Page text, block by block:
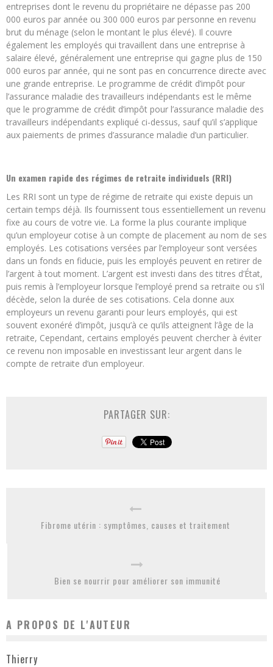
entreprises dont le revenu du propriétaire ne dépasse pas 200
000 euros par année ou 300 000 euros par personne en revenu
brut du ménage (selon le montant le plus élevé). Il couvre
également les employés qui travaillent dans une entreprise à
salaire élevé, généralement une entreprise qui gagne plus de 150
000 euros par année, qui ne sont pas en concurrence directe avec
une grande entreprise. Le programme de crédit d’impôt pour
l’assurance maladie des travailleurs indépendants est le même
que le programme de crédit d’impôt pour l’assurance maladie des
travailleurs indépendants expliqué ci-dessus, sauf qu’il s’applique
aux paiements de primes d’assurance maladie d’un particulier.
Un examen rapide des régimes de retraite individuels (RRI)
Les RRI sont un type de régime de retraite qui existe depuis un
certain temps déjà. Ils fournissent tous essentiellement un revenu
fixe au cours de votre vie. La forme la plus courante implique
qu’un employeur cotise à un compte de placement au nom de ses
employés. Les cotisations versées par l’employeur sont versées
dans un fonds en fiducie, puis les employés peuvent en retirer de
l’argent à tout moment. L’argent est investi dans des titres d’État,
puis remis à l’employeur lorsque l’employé prend sa retraite ou s’il
décède, selon la durée de ses cotisations. Cela donne aux
employeurs un revenu garanti pour leurs employés, qui est
souvent exonéré d’impôt, jusqu’à ce qu’ils atteignent l’âge de la
retraite, Cependant, certains employés peuvent chercher à éviter
ce revenu non imposable en investissant leur argent dans le
compte de retraite d’un employeur.
PARTAGER SUR:
Fibrome utérin : symptômes, causes et traitement
Bien se nourrir pour améliorer son immunité
A PROPOS DE L'AUTEUR
Thierry